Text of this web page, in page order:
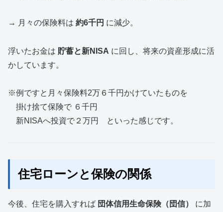
→ 月々の保険料は 約6千円 に減少。
浮いたお金は 貯蓄と新NISA に回し、将来の資産形成に活
かしています。
※例ですと月々保険料2万６千円かけていたものを
掛け捨て保険で ６千円
新NISAへ投資で２万円 といった感じです。
住宅ローンと保険の関係
今後、住宅を購入すれば 団体信用生命保険（団信）
に加